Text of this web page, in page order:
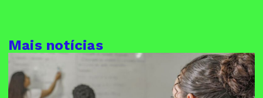
Mais notícias